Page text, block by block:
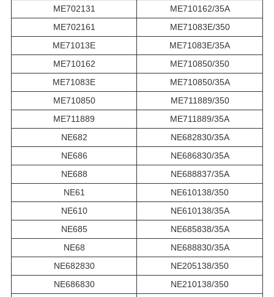
ME702131
ME710162/35A
ME702161
ME71083E/350
ME71013E
ME71083E/35A
ME710162
ME710850/350
ME71083E
ME710850/35A
ME710850
ME711889/350
ME711889
ME711889/35A
NE682
NE682830/35A
NE686
NE686830/35A
NE688
NE688837/35A
NE61
NE610138/350
NE610
NE610138/35A
NE685
NE685838/35A
NE68
NE688830/35A
NE682830
NE205138/350
NE686830
NE210138/350